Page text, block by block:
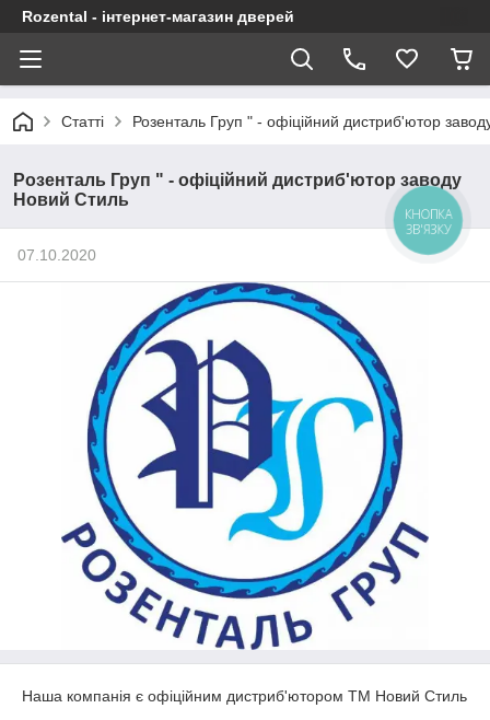
Rozental - інтернет-магазин дверей
Статті Розенталь Груп " - офіційний дистриб'ютор
Розенталь Груп " - офіційний дистриб'ютор заводу
Новий Стиль
07.10.2020
Наша компанія є офіційним дистриб'ютором ТМ Новий Стиль
КНОПКА
ЗВ'ЯЗКУ